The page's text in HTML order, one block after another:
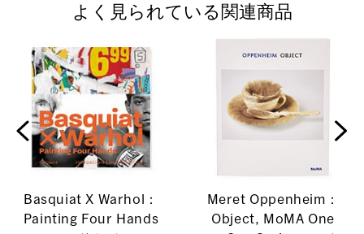
よく見られている関連商品
Basquiat X Warhol：
Painting Four Hands
Meret Oppenheim：
Object, MoMA One